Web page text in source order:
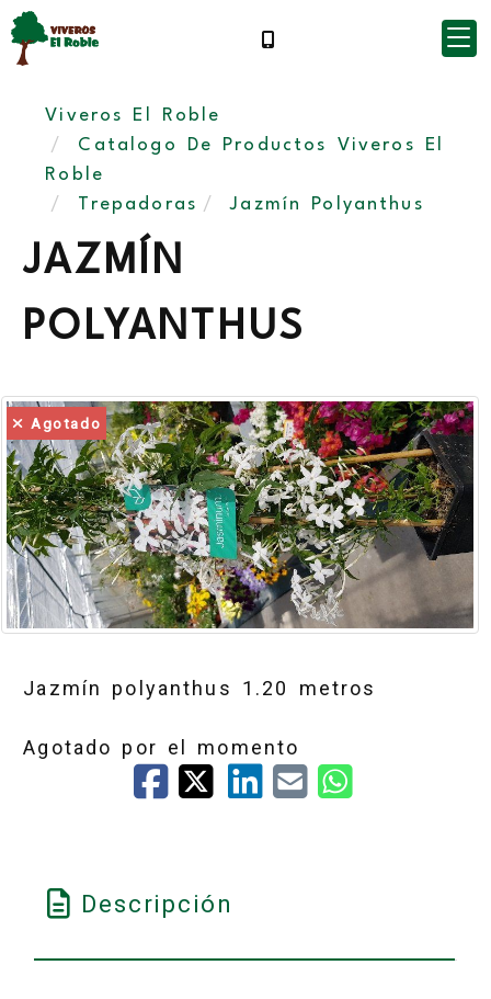
Viveros El Roble
Catalogo De Productos Viveros El
Roble
Trepadoras
Jazmín Polyanthus
JAZMÍN
POLYANTHUS
Agotado
Jazmín polyanthus 1.20 metros
Agotado por el momento
Descripción